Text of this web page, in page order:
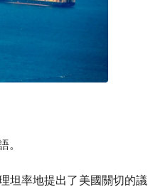
坦率地提出了美國關切的議